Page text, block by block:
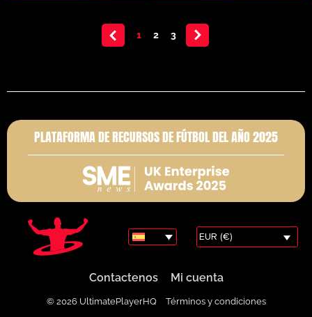
1 2 3
PLATAFORMA DE RECURSOS DE FÚTBOL DEL AÑO 2025
EUR (€)
Contactenos Mi cuenta
© 2026 UltimatePlayerHQ Términos y condiciones